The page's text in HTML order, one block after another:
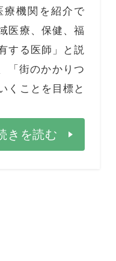
療機関を紹介で
医療、保健、福
する医師」と説
「街のかかりつ
くことを目標と
きを読む